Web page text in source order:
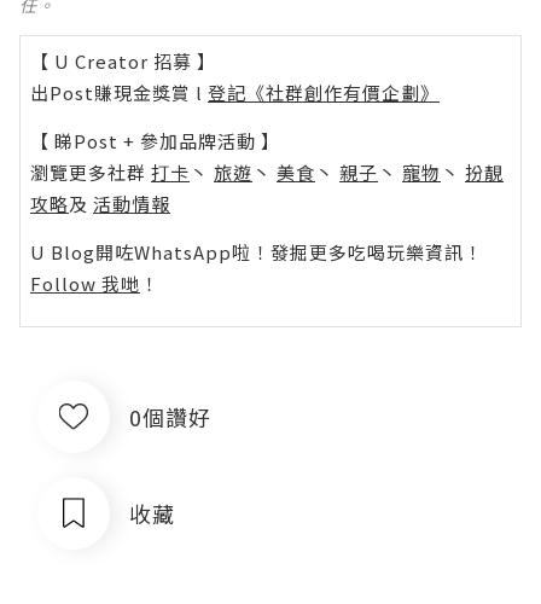
任。
【 U Creator 招募 】
出Post賺現金獎賞 l 登記《社群創作有價企劃》
【 睇Post + 參加品牌活動 】
瀏覽更多社群 打卡 丶 旅遊 丶 美食 丶 親子 丶 寵物 丶 扮靚
攻略及 活動情報
U Blog開咗WhatsApp啦！發掘更多吃喝玩樂資訊！
Follow 我哋 ！
0個讚好
收藏